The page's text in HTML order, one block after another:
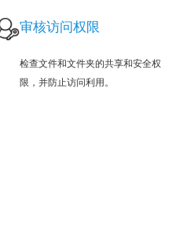
审核访问权限
检查文件和文件夹的共享和安全权
限，并防止访问利用。